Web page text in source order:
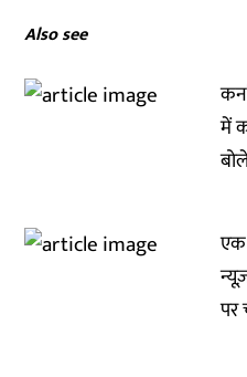
Also see
में
एक
पर